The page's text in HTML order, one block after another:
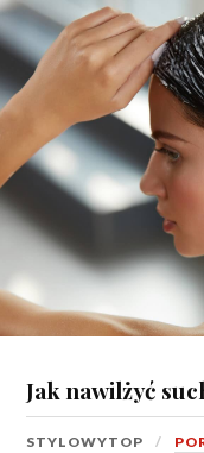
Jak nawilżyć
STYLOWYTOP